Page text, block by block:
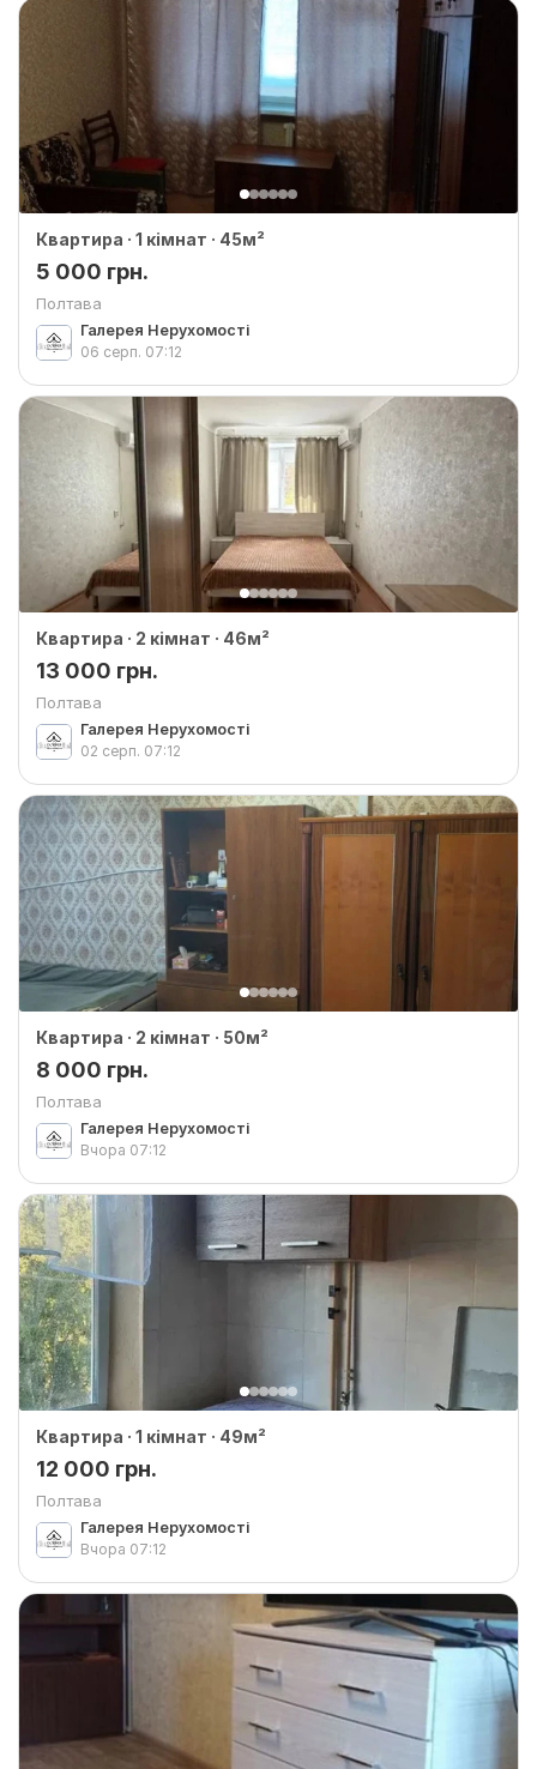
Квартира · 1 кімнат · 45м²
5 000 грн.
Полтава
Галерея Нерухомості
06 серп. 07:12
Квартира · 2 кімнат · 46м²
13 000 грн.
Полтава
Галерея Нерухомості
02 серп. 07:12
Квартира · 2 кімнат · 50м²
8 000 грн.
Полтава
Галерея Нерухомості
Вчора 07:12
Квартира · 1 кімнат · 49м²
12 000 грн.
Полтава
Галерея Нерухомості
Вчора 07:12